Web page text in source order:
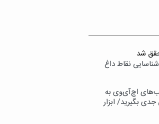
شد
نقاط داغ
اچ‌آی‌وی به
بگیرید/ ابزار